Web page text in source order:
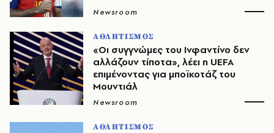
Newsroom
ΑΘΛΗΤΙΣΜΟΣ
«Οι συγγνώμες του Ινφαντίνο δεν
αλλάζουν τίποτα», λέει η UEFA
επιμένοντας για μποϊκοτάζ του
Μουντιάλ
Newsroom
ΑΘΛΗΤΙΣΜΟΣ